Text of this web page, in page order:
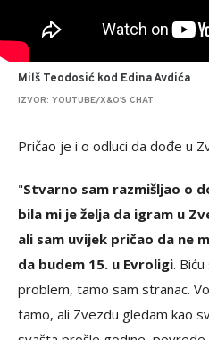
Milš Teodosić kod Edina Avdića
IZVOR: YOUTUBE/X&O'S CHAT
Pričao je i o odluci da dođe u
"Stvarno sam razmišljao o
bila mi je želja da igram u
ali sam uvijek pričao da ne
da budem 15. u Evroligi.
problem, tamo sam stranac.
tamo, ali Zvezdu gledam kao